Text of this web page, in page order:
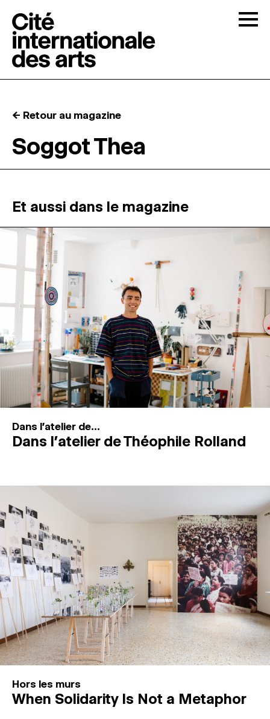
RÉSIDENCES ↓
ATELIERS OUVERTS
PROGRAMMATION
MAGAZINE
ESPACES DE PRATIQUE ARTISTIQUE ↓
Recherche
Connexion
← Retour au magazine
Soggot Thea
Et aussi dans le magazine
Dans l'atelier de...
Dans l’atelier de Théophile Rolland
Hors les murs
When Solidarity Is Not a Metaphor